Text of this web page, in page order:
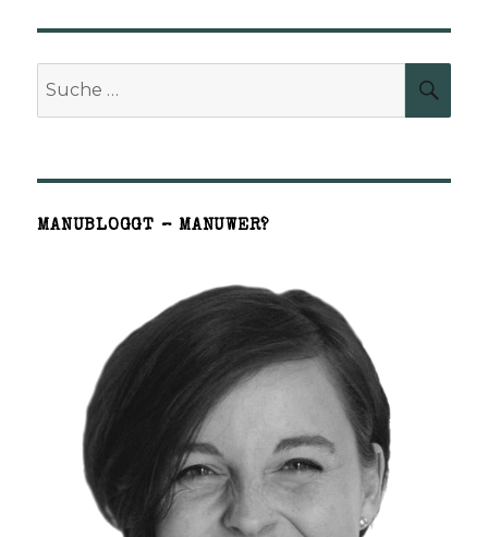
MANUBLOGGT – MANUWER?